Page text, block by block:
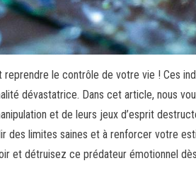
reprendre le contrôle de votre vie ! Ces
dévastatrice. Dans cet article, nous
et de leurs jeux d’esprit
des limites saines et à renforcer votre
et détruisez ce prédateur émotionnel dès